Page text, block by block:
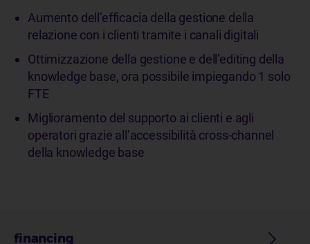
Aumento dell’efficacia della gestione della
relazione con i clienti tramite i canali digitali
Ottimizzazione della gestione e dell’editing della
knowledge base, ora possibile impiegando 1 solo
FTE
Miglioramento del supporto ai clienti e agli
operatori grazie all’accessibilità cross-channel
della knowledge base
financing